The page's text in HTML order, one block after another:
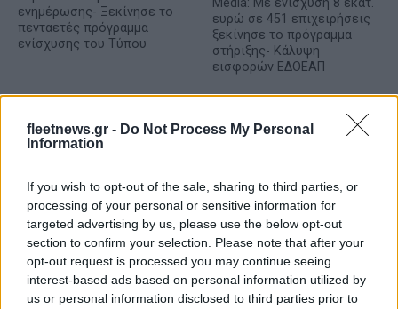
fleetnews.gr - Do Not Process My Personal
Information
If you wish to opt-out of the sale, sharing to third parties, or
processing of your personal or sensitive information for
targeted advertising by us, please use the below opt-out
section to confirm your selection. Please note that after your
opt-out request is processed you may continue seeing
interest-based ads based on personal information utilized by
us or personal information disclosed to third parties prior to
ενημέρωσης- Ξεκίνησε το
πενταετές πρόγραμμα
ενίσχυσης του Τύπου
Media: Με ενίσχυση 8 εκατ.
ευρώ σε 451 επιχειρήσεις
ξεκίνησε το πρόγραμμα
στήριξης- Κάλυψη
εισφορών ΕΔΟΕΑΠ
IAB Hellas: Νέα Διοικούσα Επιτροπή και νέο Διοικητικό
Συμβούλιο - Πρόεδρος ο Γαληνός Γιαγλής